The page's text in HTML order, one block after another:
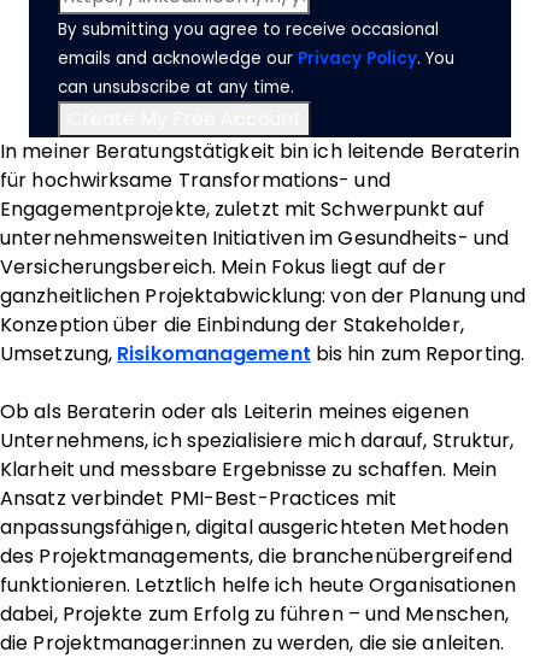
By submitting you agree to receive occasional
emails and acknowledge our Privacy Policy. You
can unsubscribe at any time.
In meiner Beratungstätigkeit bin ich leitende Beraterin
für hochwirksame Transformations- und
Engagementprojekte, zuletzt mit Schwerpunkt auf
unternehmensweiten Initiativen im Gesundheits- und
Versicherungsbereich. Mein Fokus liegt auf der
ganzheitlichen Projektabwicklung: von der Planung und
Konzeption über die Einbindung der Stakeholder,
Umsetzung, Risikomanagement bis hin zum Reporting.
Ob als Beraterin oder als Leiterin meines eigenen
Unternehmens, ich spezialisiere mich darauf, Struktur,
Klarheit und messbare Ergebnisse zu schaffen. Mein
Ansatz verbindet PMI-Best-Practices mit
anpassungsfähigen, digital ausgerichteten Methoden
des Projektmanagements, die branchenübergreifend
funktionieren. Letztlich helfe ich heute Organisationen
dabei, Projekte zum Erfolg zu führen – und Menschen,
die Projektmanager:innen zu werden, die sie anleiten.